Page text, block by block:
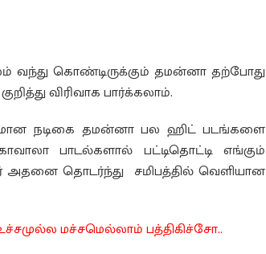
வந்து கொண்டிருக்கும் தமன்னா தற்போது
விரிவாக பார்க்கலாம்.
நடிகை தமன்னா பல ஹிட் படங்களை
பாடல்களால் பட்டிதொட்டி எங்கும்
அதனை தொடர்ந்து சமிபத்தில் வெளியான
மச்சமெல்லாம் பத்திகிச்சோ..